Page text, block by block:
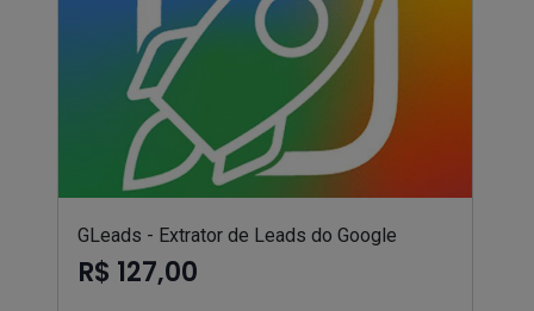
GLeads - Extrator de Leads do Google
R$ 127,00